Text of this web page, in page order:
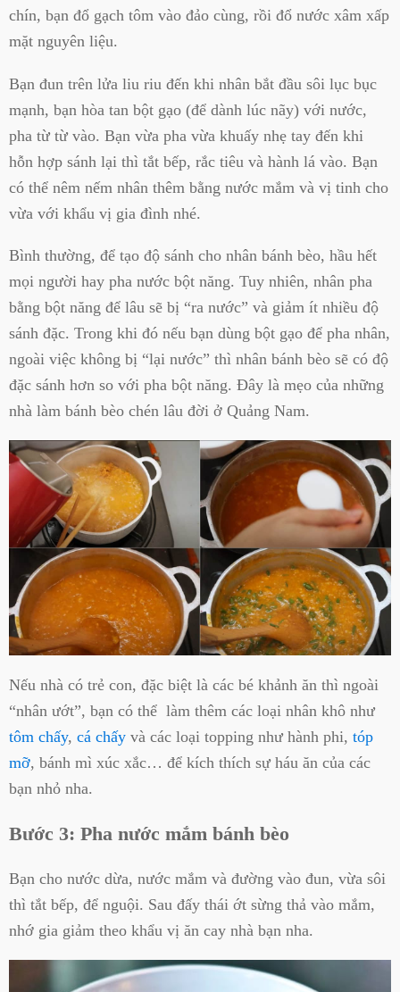
chín, bạn đổ gạch tôm vào đảo cùng, rồi đổ nước xâm xấp
mặt nguyên liệu.
Bạn đun trên lửa liu riu đến khi nhân bắt đầu sôi lục bục
mạnh, bạn hòa tan bột gạo (để dành lúc nãy) với nước,
pha từ từ vào. Bạn vừa pha vừa khuấy nhẹ tay đến khi
hỗn hợp sánh lại thì tắt bếp, rắc tiêu và hành lá vào. Bạn
có thể nêm nếm nhân thêm bằng nước mắm và vị tinh cho
vừa với khẩu vị gia đình nhé.
Bình thường, để tạo độ sánh cho nhân bánh bèo, hầu hết
mọi người hay pha nước bột năng. Tuy nhiên, nhân pha
bằng bột năng để lâu sẽ bị “ra nước” và giảm ít nhiều độ
sánh đặc. Trong khi đó nếu bạn dùng bột gạo để pha nhân,
ngoài việc không bị “lại nước” thì nhân bánh bèo sẽ có độ
đặc sánh hơn so với pha bột năng. Đây là mẹo của những
nhà làm bánh bèo chén lâu đời ở Quảng Nam.
Nếu nhà có trẻ con, đặc biệt là các bé khảnh ăn thì ngoài
“nhân ướt”, bạn có thể làm thêm các loại nhân khô như
tôm chấy, cá chấy và các loại topping như hành phi, tóp
mỡ, bánh mì xúc xắc… để kích thích sự háu ăn của các
bạn nhỏ nha.
Bước 3: Pha nước mắm bánh bèo
Bạn cho nước dừa, nước mắm và đường vào đun, vừa sôi
thì tắt bếp, để nguội. Sau đấy thái ớt sừng thả vào mắm,
nhớ gia giảm theo khẩu vị ăn cay nhà bạn nha.